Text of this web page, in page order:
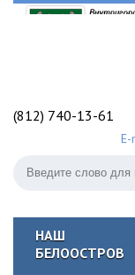
(812) 740-13-61
НАШ
БЕЛООСТРОВ